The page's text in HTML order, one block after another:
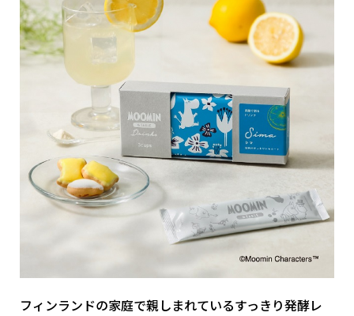
フィンランドの家庭で親しまれているすっきり発酵レ